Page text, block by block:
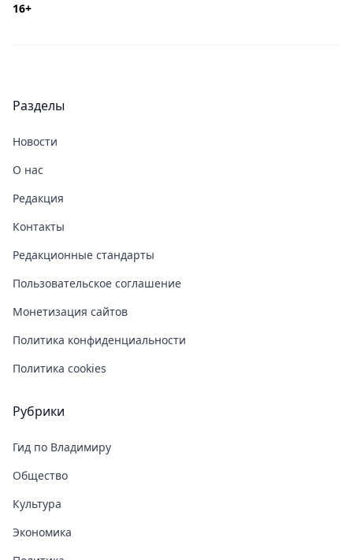
16+
Разделы
Новости
О нас
Редакция
Контакты
Редакционные стандарты
Пользовательское соглашение
Монетизация сайтов
Политика конфиденциальности
Политика cookies
Рубрики
Гид по Владимиру
Общество
Культура
Экономика